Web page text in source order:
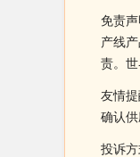
免责
产线
责。
友情
确认
投诉